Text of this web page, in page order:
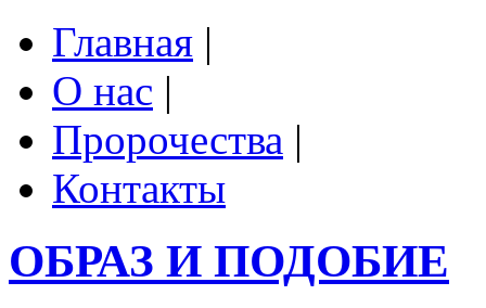
Главная |
О нас |
Пророчества |
Контакты
ОБРАЗ И ПОДОБИЕ